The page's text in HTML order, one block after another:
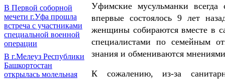
В Первой соборной
мечети г.Уфа прошла
встреча с участниками
специальной военной
операции
В г.Мелеуз Республики
Башкортостан
открылась молельная
Уфимские мусульманки
впервые состоялось 9 лет
женщины собираются вместе в
специалистами по семейным
знания и обмениваются
К сожалению, из-за